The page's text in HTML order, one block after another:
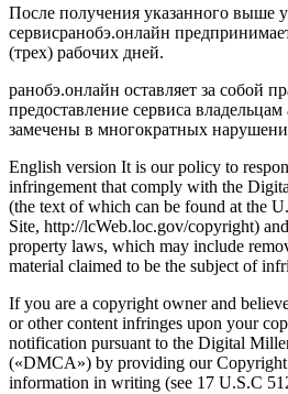
После получения указанного выше
сервисранобэ.онлайн
(трех) рабочих дней.
ранобэ.онлайн оставляет за собой
предоставление сервиса
замечены в многократных
English version It is our policy to
infringement that comply with the
(the text of which can be found at the
Site, http://lcWeb.loc.gov/copyright)
property laws, which may include
material claimed to be the subject of
If you are a copyright owner and
or other content infringes upon your
notification pursuant to the Digital
(«DMCA») by providing our
information in writing (see 17 U.S.C